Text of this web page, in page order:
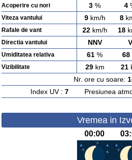
Acoperire cu nori 3 % 4
Viteza vantului 9km/h 8
Rafale de vant 22km/h 18
Directia vantului NNV V
Umiditatea relativa 61 % 68
Vizibilitate 29km 21
Nr. ore cu soare:
Index UV : 7Presiunea
Vremea in
00:00